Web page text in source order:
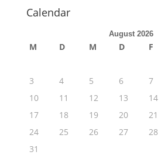
Calendar
August 2026
M D M D F
3
4 5 6 7
10
11 12 13 14
17
18 19 20 21
24
25 26 27 28
31